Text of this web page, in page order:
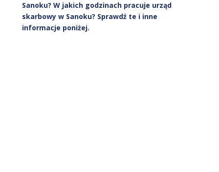
Sanoku? W jakich godzinach pracuje urząd
skarbowy w Sanoku? Sprawdź te i inne
informacje poniżej.